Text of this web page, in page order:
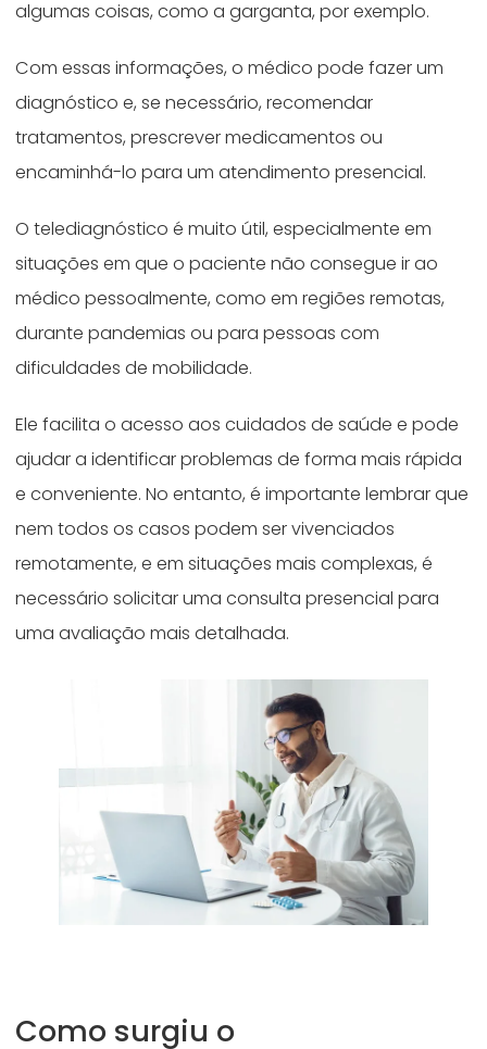
algumas coisas, como a garganta, por exemplo.
Com essas informações, o médico pode fazer um
diagnóstico e, se necessário, recomendar
tratamentos, prescrever medicamentos ou
encaminhá-lo para um atendimento presencial.
O telediagnóstico é muito útil, especialmente em
situações em que o paciente não consegue ir ao
médico pessoalmente, como em regiões remotas,
durante pandemias ou para pessoas com
dificuldades de mobilidade.
Ele facilita o acesso aos cuidados de saúde e pode
ajudar a identificar problemas de forma mais rápida
e conveniente. No entanto, é importante lembrar que
nem todos os casos podem ser vivenciados
remotamente, e em situações mais complexas, é
necessário solicitar uma consulta presencial para
uma avaliação mais detalhada.
Como surgiu o